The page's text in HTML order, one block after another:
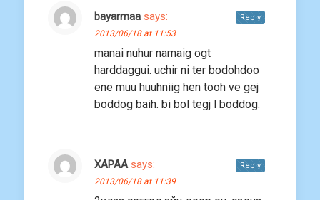
bayarmaa says:
2013/06/18 at 11:53
manai nuhur namaig ogt
harddaggui. uchir ni ter bodohdoo
ene muu huuhniig hen tooh ve gej
boddog baih. bi bol tegj l boddog.
Reply
ХАРАА says:
2013/06/18 at 11:39
Reply